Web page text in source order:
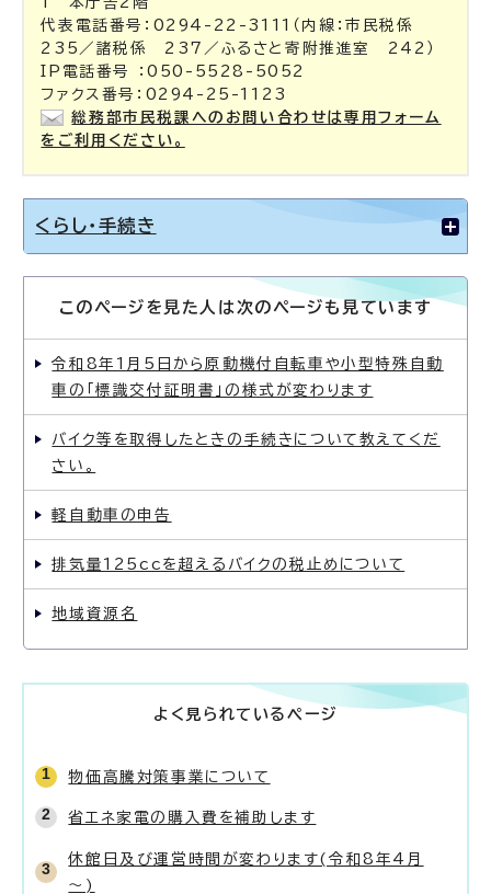
代表電話番号：0294-22-3111（内線：市民税係
235／諸税係 237／ふるさと寄附推進室 242）
IP電話番号 ：050-5528-5052
ファクス番号：0294-25-1123
総務部市民税課へのお問い合わせは専用フォーム
をご利用ください。
くらし・手続き
このページを見た人は次のページも見ています
令和8年1月5日から原動機付自転車や小型特殊自動
車の「標識交付証明書」の様式が変わります
バイク等を取得したときの手続きについて教えてくだ
さい。
軽自動車の申告
排気量125ccを超えるバイクの税止めについて
地域資源名
よく見られているページ
物価高騰対策事業について
省エネ家電の購入費を補助します
休館日及び運営時間が変わります(令和8年4月
～)